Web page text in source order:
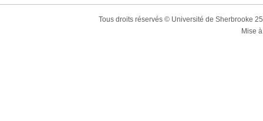
Tous droits réservés © Université de Sherbrooke
Mise